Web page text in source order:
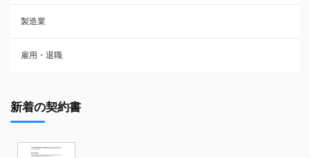
製造業
雇用・退職
新着の契約書